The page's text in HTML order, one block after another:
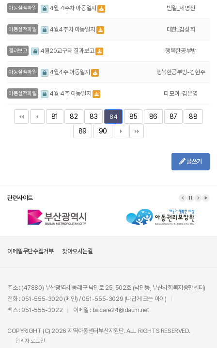
아동실적파일 4월 4주차 아동일지 범일_제명진
아동실적파일 4월4주차 아동일지 대한_김성희
결과보고 4월20교구재 결과보고 행복한공부방
아동실적파일 4월4주 아동일지 행복한공부방-김현주
아동실적파일 4월 4주 아동일지 다모아-김은영
81 82 83 84 85 86 87
88
89
90
글쓰기
관련사이트
이메일무단수집거부 찾아오시는길
주소 : (47880) 부산광역시 동래구 낙민로 25, 502호 (낙민동, 부산사회복지종합센터)
전화 : 051-555-3020 (메인) / 051-555-3029 (나답게 크는 아이)
팩스 : 051-555-3022
이메일 : bsicare24@daum.net
COPYRIGHT (C) 2026 지역아동센터부산지원단. ALL RIGHTS RESERVED.
관리자 로그인